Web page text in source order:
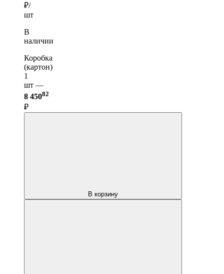
₽/
шт
В
наличии
Коробка
(картон)
1
шт —
8 45082
₽
В корзину